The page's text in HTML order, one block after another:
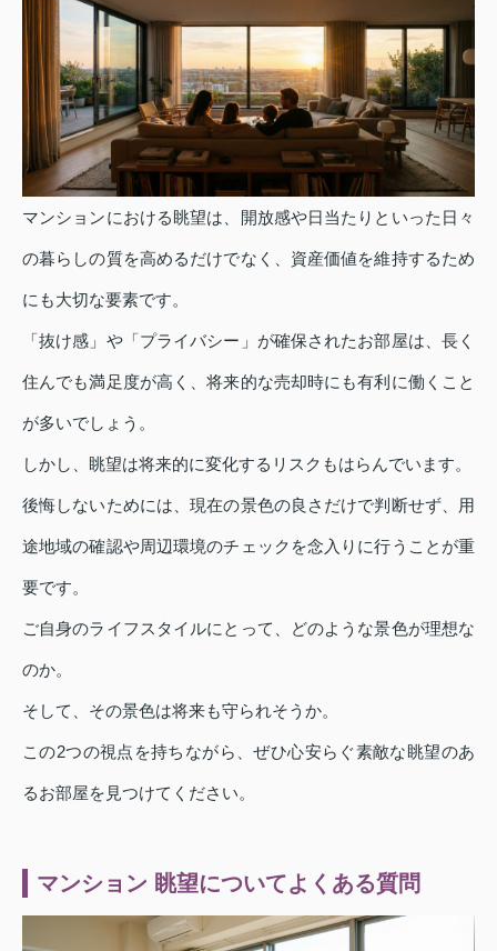
マンションにおける眺望は、開放感や日当たりといった日々
の暮らしの質を高めるだけでなく、資産価値を維持するため
にも大切な要素です。
「抜け感」や「プライバシー」が確保されたお部屋は、長く
住んでも満足度が高く、将来的な売却時にも有利に働くこと
が多いでしょう。
しかし、眺望は将来的に変化するリスクもはらんでいます。
後悔しないためには、現在の景色の良さだけで判断せず、用
途地域の確認や周辺環境のチェックを念入りに行うことが重
要です。
ご自身のライフスタイルにとって、どのような景色が理想な
のか。
そして、その景色は将来も守られそうか。
この2つの視点を持ちながら、ぜひ心安らぐ素敵な眺望のあ
るお部屋を見つけてください。
マンション 眺望についてよくある質問